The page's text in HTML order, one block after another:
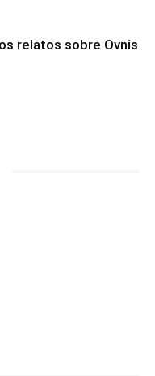
relatos sobre Ovnis